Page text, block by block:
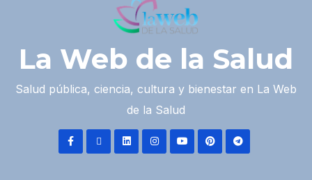
La Web de la Salud
Salud pública, ciencia, cultura y bienestar en La Web
de la Salud